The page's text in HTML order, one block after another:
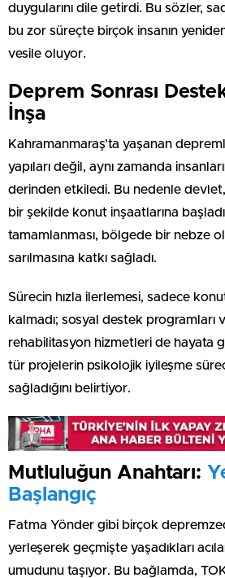
duygularını dile getirdi. Bu sözler,
bu zor süreçte birçok insanın
vesile oluyor.
Deprem Sonrası
İnşa
Kahramanmaraş’ta yaşanan
yapıları değil, aynı zamanda
derinden etkiledi. Bu nedenle devlet,
bir şekilde konut inşaatlarına
tamamlanması, bölgede bir nebze
sarılmasına katkı sağladı.
Sürecin hızla ilerlemesi, sadece konut
kalmadı; sosyal destek programları
rehabilitasyon hizmetleri de hayata
tür projelerin psikolojik iyileşme
sağladığını belirtiyor.
Mutluluğun Anahtarı:
Başlangıç
Fatma Yönder gibi birçok
yerleşerek geçmişte yaşadıkları
umudunu taşıyor. Bu bağlamda,